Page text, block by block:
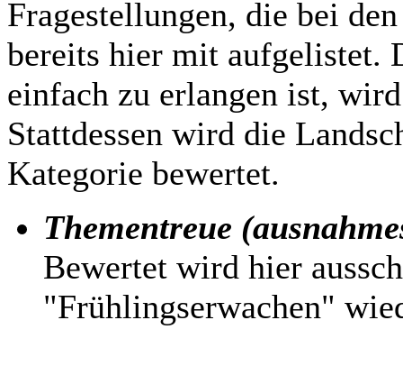
Fragestellungen, die bei
bereits hier mit aufgelistet.
einfach zu erlangen ist,
Stattdessen wird die
Kategorie bewertet.
Thementreue
Bewertet wird hier
"Frühlingserwachen"